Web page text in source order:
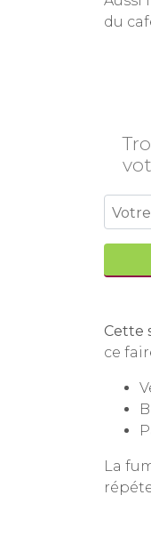
du
Cette
ce
La